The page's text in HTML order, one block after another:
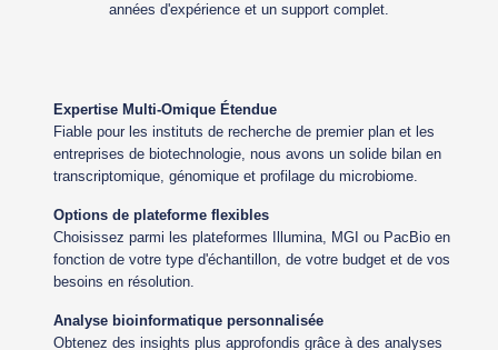
années d'expérience et un support complet.
Expertise Multi-Omique Étendue
Fiable pour les instituts de recherche de premier plan et les
entreprises de biotechnologie, nous avons un solide bilan en
transcriptomique, génomique et profilage du microbiome.
Options de plateforme flexibles
Choisissez parmi les plateformes Illumina, MGI ou PacBio en
fonction de votre type d'échantillon, de votre budget et de vos
besoins en résolution.
Analyse bioinformatique personnalisée
Obtenez des insights plus approfondis grâce à des analyses